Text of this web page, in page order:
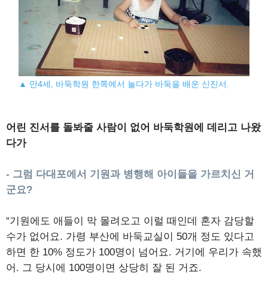
▲ 만4세, 바둑학원 한쪽에서 놀다가 바둑을 배운 신진서.
어린 진서를 돌봐줄 사람이 없어 바둑학원에 데리고 나왔
다가
- 그럼 다대포에서 기원과 병행해 아이들을 가르치신 거
군요?
“기원에도 애들이 막 몰려오고 이럴 때인데 혼자 감당할
수가 없어요. 가령 부산에 바둑교실이 50개 정도 있다고
하면 한 10% 정도가 100명이 넘어요. 거기에 우리가 속했
어. 그 당시에 100명이면 상당히 잘 된 거죠.